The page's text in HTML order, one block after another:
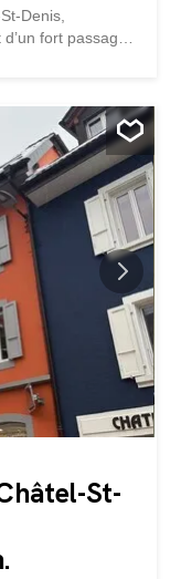
Denis,
fort passage.
les besoins
un centre de
avec
pour hommes
2ème étage. Les
des
Le
au
idéal
vente, showroom,
réglementation en
St-